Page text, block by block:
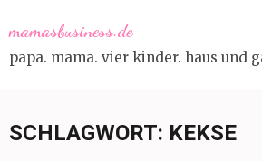
to
content
mamasbusiness.de
papa. mama. vier kinder. haus und
SCHLAGWORT: KEKSE